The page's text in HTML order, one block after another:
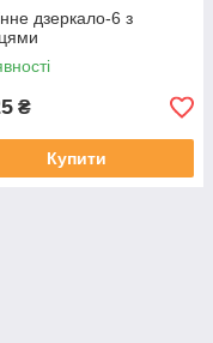
дзеркало-6 з
₴
Купити